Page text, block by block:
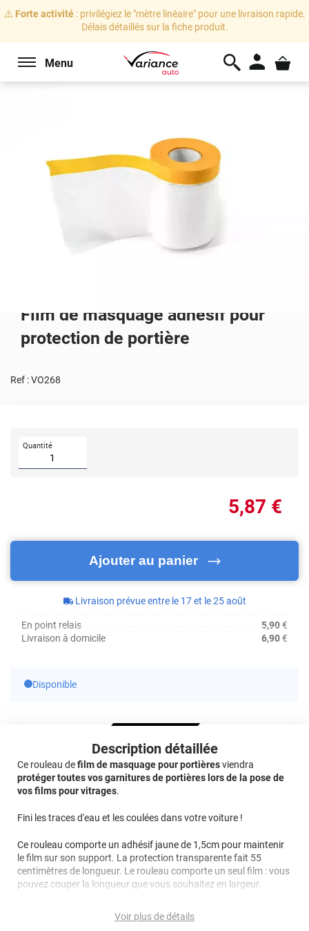
⚠️ Forte activité: privilégiez le "mètre linéaire" pour une livraison rapide.
Délais détaillés sur la fiche produit.
Menu
Film de masquage adhésif pour
protection de portière
Ref :VO268
Quantité
5,87 €
Ajouter au panier
Livraison prévue entre le 17 et le 25 août
En point relais 5,90€
Livraison à domicile
6,90€
Disponible
Description détaillée
Ce rouleau defilm de masquage pour portièresviendra
protéger toutes vos garnitures de portières lors de la pose de
vos films pour vitrages.
Fini les traces d'eau et les coulées dans votre voiture !
Ce rouleau comporte un adhésif jaune de 1,5cm pour maintenir
le film sur son support. La protection transparente fait 55
centimètres de longueur. Le rouleau comporte un seul film : vous
pouvez couper la longueur que vous souhaitez en largeur.
Ce produit est idéal pour protéger les portières intérieures des
(sportives, berlines, citadines...) lorsque vous
Voir plus de détails